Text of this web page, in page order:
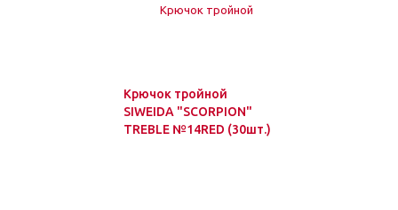
Крючок тройной
SIWEIDA "SCORPION"
TREBLE №14RED (30шт.)